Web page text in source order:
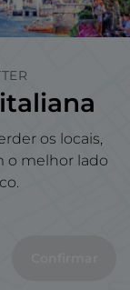
os locais,
o melhor lado